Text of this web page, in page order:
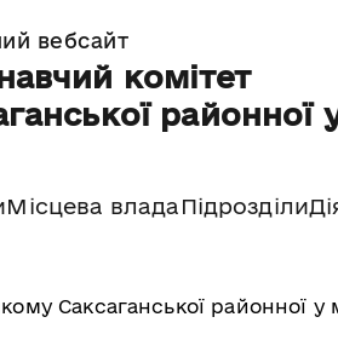
вебсайт
комітет
районної
Місцева влада Підрозділи
Саксаганської районної у